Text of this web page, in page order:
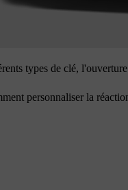
types de clé,
personnaliser la